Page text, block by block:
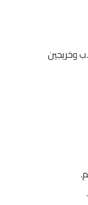
وخريجين